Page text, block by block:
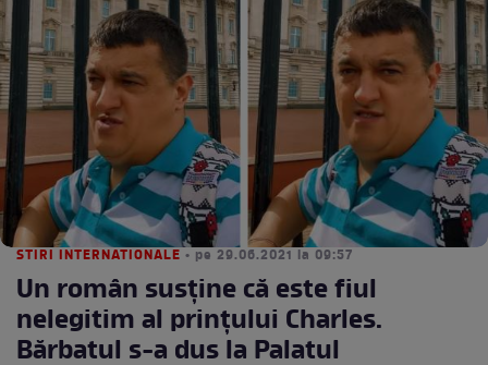
STIRI INTERNATIONALE • pe 29.06.2021 la 09:57
Un român susține că este fiul
nelegitim al prințului Charles.
Bărbatul s-a dus la Palatul